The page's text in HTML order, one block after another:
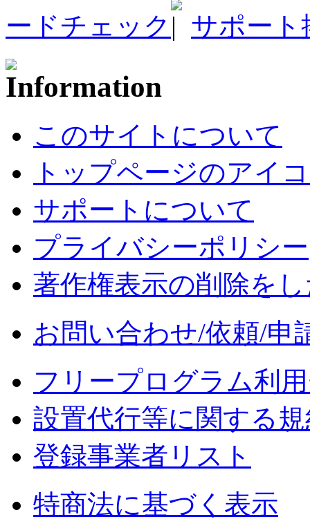
ードチェック
サポート
このサイトについて
トップページのアイ
サポートについて
プライバシーポリシー
著作権表示の削除を
お問い合わせ/依頼/申
フリープログラム利
設置代行等に関する
登録事業者リスト
特商法に基づく表示